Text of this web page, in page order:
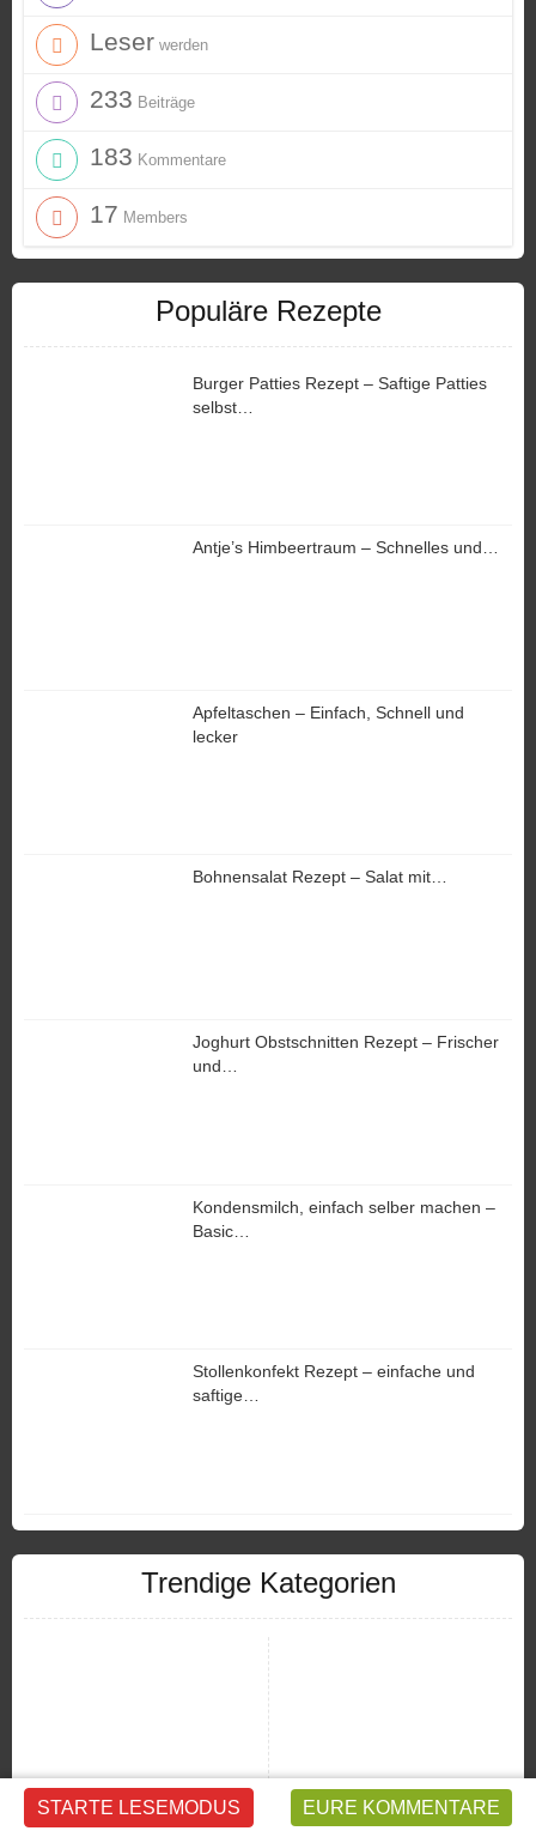
STARTE LESEMODUS EURE KOMMENTARE
Leser werden
233 Beiträge
183 Kommentare
17 Members
Populäre Rezepte
Burger Patties Rezept – Saftige Patties
selbst…
Antje’s Himbeertraum – Schnelles und…
Apfeltaschen – Einfach, Schnell und
lecker
Bohnensalat Rezept – Salat mit…
Joghurt Obstschnitten Rezept – Frischer
und…
Kondensmilch, einfach selber machen –
Basic…
Stollenkonfekt Rezept – einfache und
saftige…
Trendige Kategorien